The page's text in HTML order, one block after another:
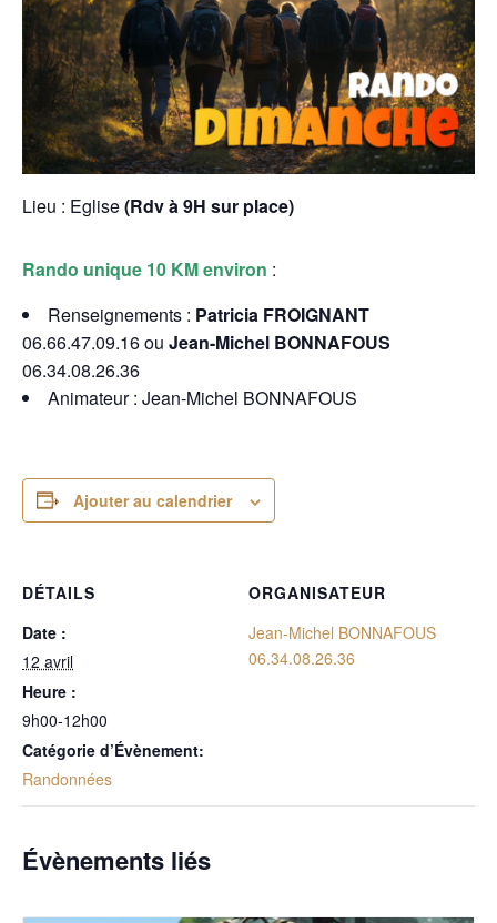
Lieu : Eglise(Rdv à 9H sur place)
Rando unique 10 KM environ :
Renseignements : Patricia FROIGNANT
06.66.47.09.16 ou Jean-Michel BONNAFOUS
06.34.08.26.36
Animateur : Jean-Michel BONNAFOUS
Ajouter au calendrier
DÉTAILS
Date :
12 avril
Heure :
9h00-12h00
Catégorie d’Évènement:
Randonnées
ORGANISATEUR
Jean-Michel BONNAFOUS
06.34.08.26.36
Évènements liés